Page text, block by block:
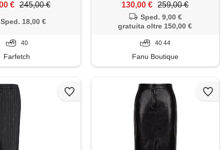
€ 245,00 €
Sped. 18,00 €
40
Farfetch
130,00 € 259,00 €
Sped. 9,00 €
gratuita oltre 150,00 €
40 44
Fanu Boutique